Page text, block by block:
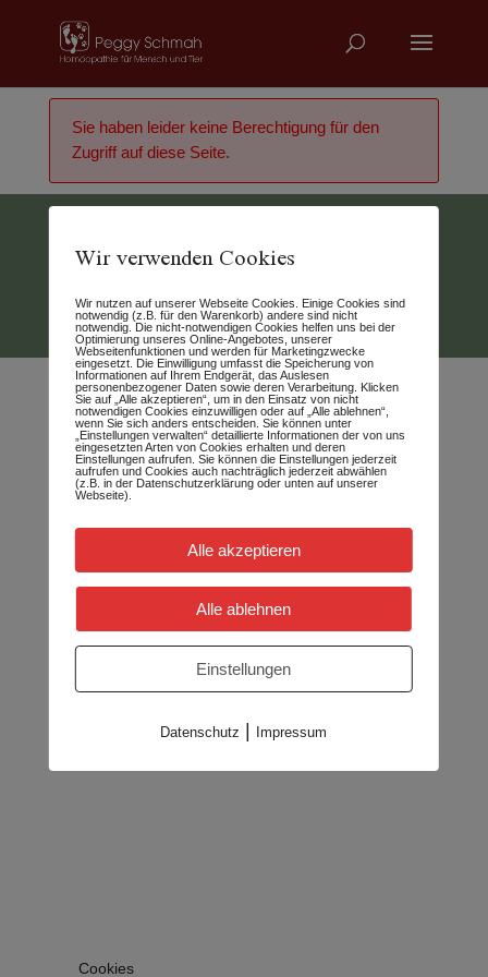
Sie haben leider keine Berechtigung für den
Zugriff auf diese Seite.
Vertrag widerrufen
© 2026 - Peggy Schmah
Cookies
Wir verwenden Cookies
Wir nutzen auf unserer Webseite Cookies. Einige Cookies sind
notwendig (z.B. für den Warenkorb) andere sind nicht
notwendig. Die nicht-notwendigen Cookies helfen uns bei der
Optimierung unseres Online-Angebotes, unserer
Webseitenfunktionen und werden für Marketingzwecke
eingesetzt. Die Einwilligung umfasst die Speicherung von
Informationen auf Ihrem Endgerät, das Auslesen
personenbezogener Daten sowie deren Verarbeitung. Klicken
Sie auf „Alle akzeptieren“, um in den Einsatz von nicht
notwendigen Cookies einzuwilligen oder auf „Alle ablehnen“,
wenn Sie sich anders entscheiden. Sie können unter
„Einstellungen verwalten“ detaillierte Informationen der von uns
eingesetzten Arten von Cookies erhalten und deren
Einstellungen aufrufen. Sie können die Einstellungen jederzeit
aufrufen und Cookies auch nachträglich jederzeit abwählen
(z.B. in der Datenschutzerklärung oder unten auf unserer
Webseite).
Alle akzeptieren
Alle ablehnen
Einstellungen
Datenschutz Impressum